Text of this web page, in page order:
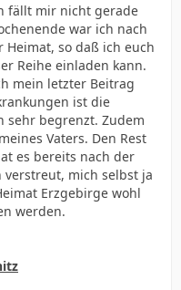
fällt mir nicht gerade
war ich nach
so daß ich euch
Reihe einladen kann.
mein letzter Beitrag
ist die
sehr begrenzt. Zudem
Vaters. Den Rest
es bereits nach der
mich selbst ja
Erzgebirge wohl
werden.